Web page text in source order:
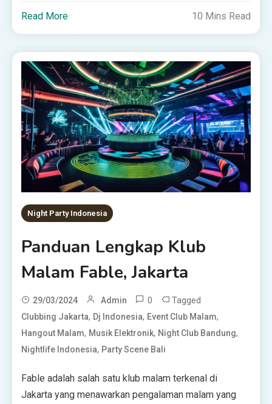
Read More 10 Mins Read
Night Party Indonesia
Panduan Lengkap Klub
Malam Fable, Jakarta
29/03/2024 Admin 0 Tagged
Clubbing Jakarta, Dj Indonesia, Event Club Malam,
Hangout Malam, Musik Elektronik, Night Club Bandung,
Nightlife Indonesia, Party Scene Bali
Fable adalah salah satu klub malam terkenal di
Jakarta yang menawarkan pengalaman malam yang